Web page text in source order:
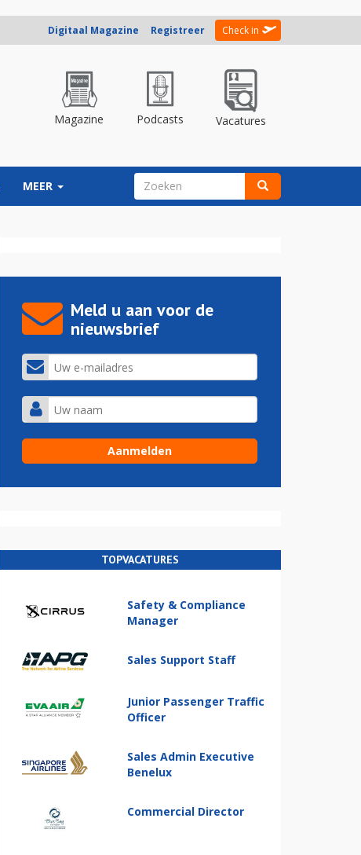
Digitaal Magazine Registreer Check in
Magazine Podcasts Vacatures
MEER ZOEKVELD
Meld u aan voor de
nieuwsbrief
TOPVACATURES
Safety & Compliance
Manager
Sales Support Staff
Junior Passenger Traffic
Officer
Sales Admin Executive
Benelux
Commercial Director